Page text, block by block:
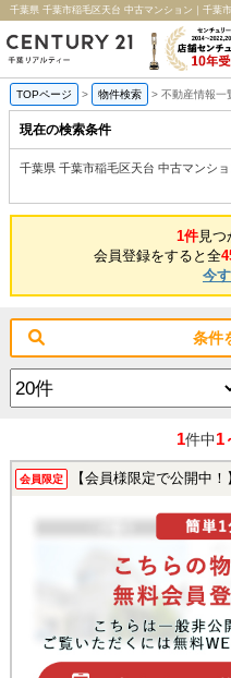
千葉県 千葉市稲毛区天台 中古マンション｜千葉
TOPページ > 物件検索 > 不動産情報一
現在の検索条件
千葉県 千葉市稲毛区天台 中古マンシ
1件見つ
会員登録をすると全
今
条件
1件中1
会員限定 【会員様限定で公開中！